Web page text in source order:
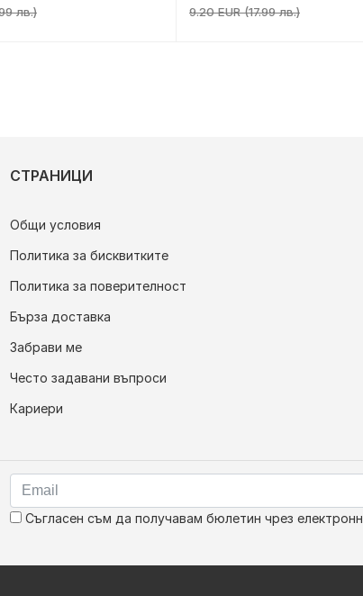
лв.) 9.20 EUR (17.99 лв.)
СТРАНИЦИ
Общи условия
Политика за бисквитките
Политика за поверителност
Бърза доставка
Забрави ме
Често задавани въпроси
Кариери
Съгласен съм да получавам бюлетин чрез